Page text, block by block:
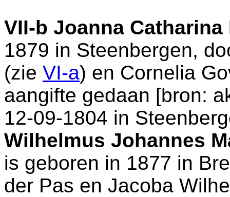
VII-b Joanna Catharina
1879 in Steenbergen,
(zie VI-a) en Cornelia
aangifte gedaan [bron:
12-09-1804 in
Wilhelmus Johannes
is geboren in 1877 in
der Pas en Jacoba